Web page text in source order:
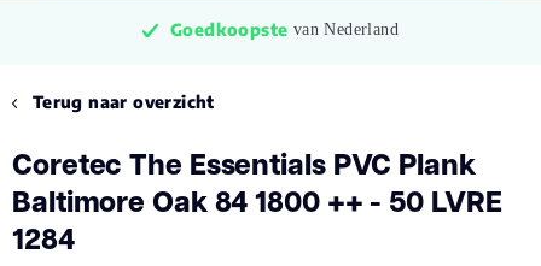
Goedkoopste van Nederland
Terug naar overzicht
Coretec The Essentials PVC Plank
Baltimore Oak 84 1800 ++ - 50 LVRE
1284